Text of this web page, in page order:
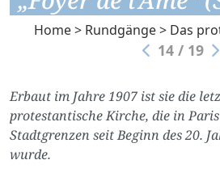
Home> Rundgänge> Das
14 / 19
Erbaut im Jahre 1907 ist sie die
protestantische Kirche, die in
Stadtgrenzen seit Beginn des 20.
wurde.